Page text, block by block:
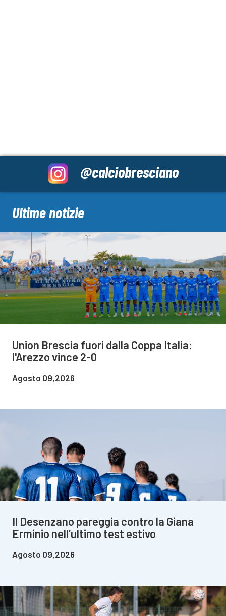
@calciobresciano
Ultime notizie
Union Brescia fuori dalla Coppa Italia:
l'Arezzo vince 2-0
Agosto 09,2026
Il Desenzano pareggia contro la Giana
Erminio nell’ultimo test estivo
Agosto 09,2026